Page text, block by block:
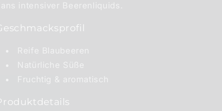
intensiver Beerenliquids.
Reife Blaubeeren
Natürliche Süße
Fruchtig & aromatisch